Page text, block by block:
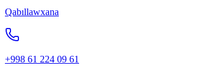
Qabıllawxana
+998 61 224 09 61